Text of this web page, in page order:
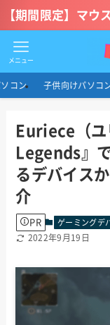
【期間限定】マウ
メニュー
コン 子供向けパソコ
Euriece（
Legends』
るデバイス
介
PR ゲーミングデ
2022年9月19日